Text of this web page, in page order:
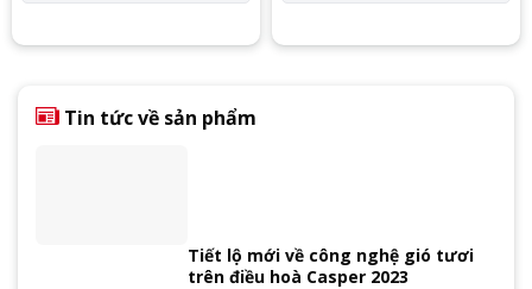
Tin tức về sản phẩm
Tiết lộ mới về công nghệ gió tươi
trên điều hoà Casper 2023